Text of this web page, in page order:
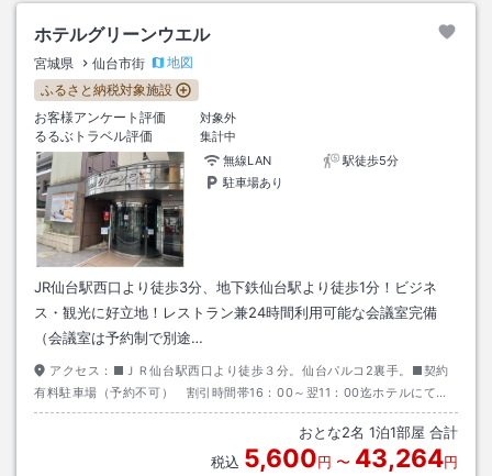
ホテルグリーンウエル
宮城県 仙台市街
地図
ふるさと納税対象施設
お客様アンケート評価
対象外
るるぶトラベル評価
集計中
無線LAN
駅徒歩5分
駐車場あり
JR仙台駅西口より徒歩3分、地下鉄仙台駅より徒歩1分！ビジネ
ス・観光に好立地！レストラン兼24時間利用可能な会議室完備
（会議室は予約制で別途…
アクセス： ■ＪＲ仙台駅西口より徒歩３分。仙台パルコ2裏手。■契約
有料駐車場（予約不可） 割引時間帯16：00～翌11：00迄ホテルにてサ
ービス券を発行後割引料金お客様ご負担金額1000円・その他時間外30分
おとな2名 1泊1部屋 合計
税込 5,600円 〜 43,264円